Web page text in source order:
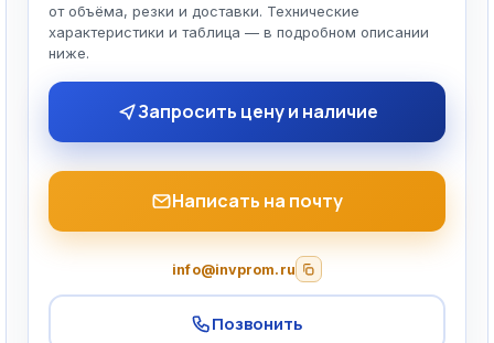
от объёма, резки и доставки. Технические
характеристики и таблица — в подробном описании
ниже.
Запросить цену и наличие
Написать на почту
info@invprom.ru
Позвонить